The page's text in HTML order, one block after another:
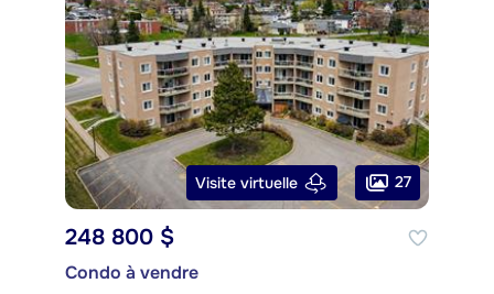
Visite virtuelle 27
248 800 $
Condo à vendre